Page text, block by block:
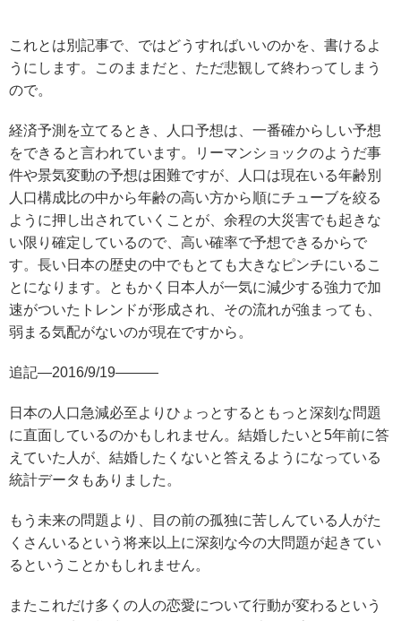
これとは別記事で、ではどうすればいいのかを、書けるよ
うにします。このままだと、ただ悲観して終わってしまう
ので。
経済予測を立てるとき、人口予想は、一番確からしい予想
をできると言われています。リーマンショックのようだ事
件や景気変動の予想は困難ですが、人口は現在いる年齢別
人口構成比の中から年齢の高い方から順にチューブを絞る
ように押し出されていくことが、余程の大災害でも起きな
い限り確定しているので、高い確率で予想できるからで
す。長い日本の歴史の中でもとても大きなピンチにいるこ
とになります。ともかく日本人が一気に減少する強力で加
速がついたトレンドが形成され、その流れが強まっても、
弱まる気配がないのが現在ですから。
追記—2016/9/19———
日本の人口急減必至よりひょっとするともっと深刻な問題
に直面しているのかもしれません。結婚したいと5年前に答
えていた人が、結婚したくないと答えるようになっている
統計データもありました。
もう未来の問題より、目の前の孤独に苦しんている人がた
くさんいるという将来以上に深刻な今の大問題が起きてい
るということかもしれません。
またこれだけ多くの人の恋愛について行動が変わるという